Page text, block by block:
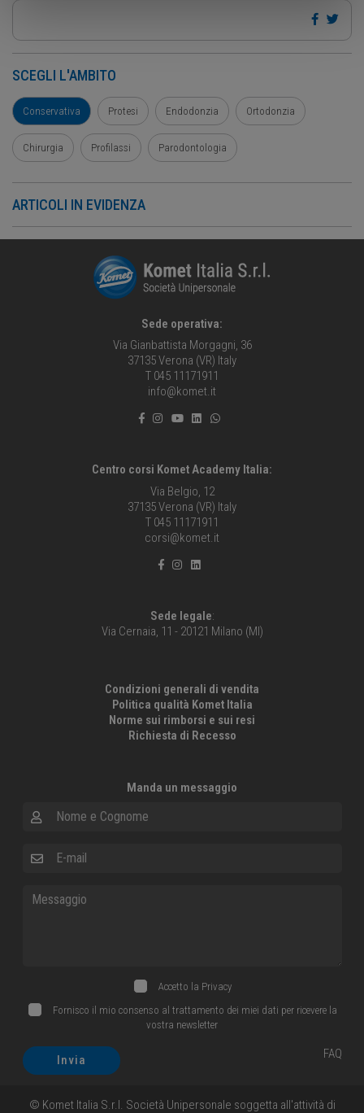
SCEGLI L'AMBITO
Conservativa Protesi Endodonzia Ortodonzia
Chirurgia Profilassi Parodontologia
ARTICOLI IN EVIDENZA
Sede operativa:
Via Gianbattista Morgagni, 36
37135 Verona (VR) Italy
T 045 11171911
info@komet.it
Centro corsi Komet Academy Italia:
Via Belgio, 12
37135 Verona (VR) Italy
T 045 11171911
corsi@komet.it
Sede legale:
Via Cernaia, 11 - 20121 Milano (MI)
Condizioni generali di vendita
Politica qualità Komet Italia
Norme sui rimborsi e sui resi
Richiesta di Recesso
Manda un messaggio
Accetto la Privacy
Fornisco il mio consenso al trattamento dei miei dati per ricevere la
vostra newsletter
Invia FAQ
© Komet Italia S.r.l. Società Unipersonale soggetta all'attività di